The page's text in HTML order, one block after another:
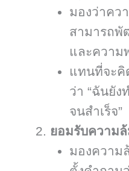
มองว่าคว
สามารถพั
และความ
แทนที่จะคิ
ว่า “ฉันยัง
จนสำเร็จ”
ยอมรับความล้
มองความ